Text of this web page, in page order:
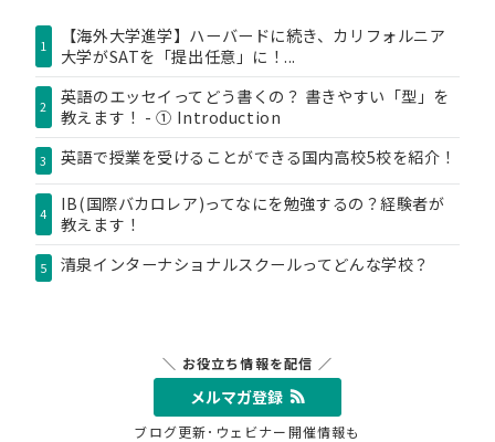
1
【海外大学進学】ハーバードに続き、カリフォルニア
大学がSATを「提出任意」に！...
2
英語のエッセイってどう書くの？ 書きやすい「型」を
教えます！ - ① Introduction
3 英語で授業を受けることができる国内高校5校を紹介！
4
IB(国際バカロレア)ってなにを勉強するの？経験者が
教えます！
5 清泉インターナショナルスクールってどんな学校？
＼ お役立ち情報を配信 ／
メルマガ登録
ブログ更新･ウェビナー開催情報も